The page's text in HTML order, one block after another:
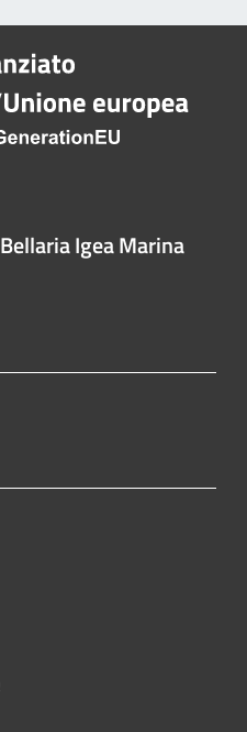
Igea Marina